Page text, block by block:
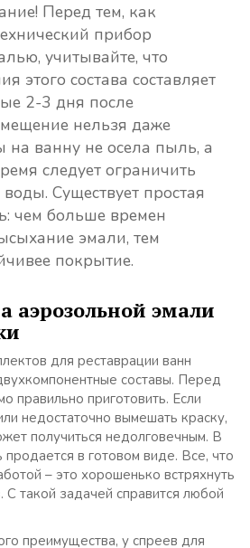
Перед тем, как
прибор
учитывайте, что
этого состава составляет
2-3 дня после
нельзя даже
на ванну не осела пыль, а
следует ограничить
Существует простая
чем больше времен
эмали, тем
покрытие.
аэрозольной эмали
для реставрации ванн
составы. Перед
правильно приготовить. Если
недостаточно вымешать краску,
получиться недолговечным. В
в готовом виде. Все, что
– это хорошенько встряхнуть
С такой задачей справится любой
преимущества, у спреев для